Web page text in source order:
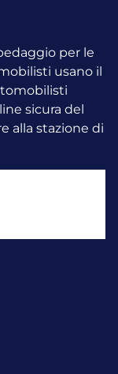
per le
usano il
sicura del
alla stazione di